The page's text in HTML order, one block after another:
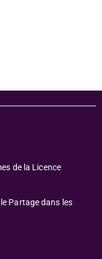
de la Licence
Partage dans les